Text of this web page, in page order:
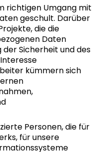
richtigen Umgang mit
geschult. Darüber
die die
Daten
Sicherheit und des
kümmern sich
Personen, die für
für unsere